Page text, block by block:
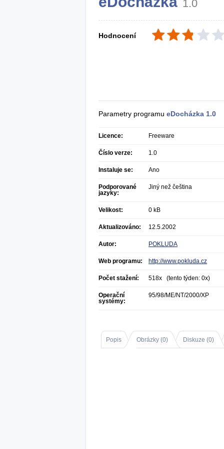
1.0
Hodnocení
Parametry programu eDocházka 1.0
Licence: Freeware
Číslo verze: 1.0
Instaluje se: Ano
Podporované
jazyky:
Jiný než čeština
Velikost: 0 kB
Aktualizováno: 12.5.2002
Autor: POKLUDA
Web programu: http://www.pokluda.cz
Počet stažení: 518x (tento týden: 0x)
Operační
systémy:
95/98/ME/NT/2000/XP
Popis Obrázky (0) Diskuze (0)